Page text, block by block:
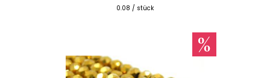
Polarisperlen
Inspirationen für Dein nächstes Projekt.
0.08 / stück